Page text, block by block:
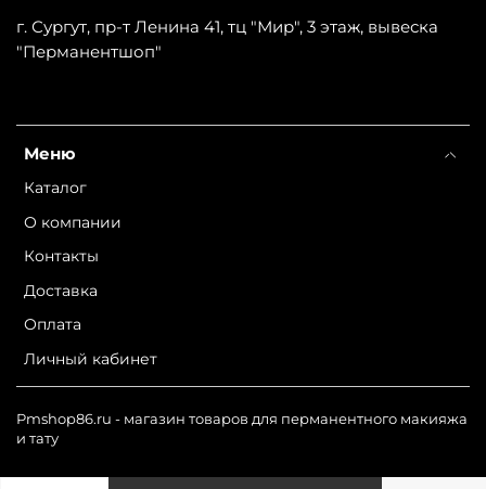
Меню
Каталог
О компании
Контакты
Доставка
Оплата
Личный кабинет
г. Сургут, пр-т Ленина 41, тц "Мир", 3 этаж, вывеска
"Перманентшоп"
Pmshop86.ru - магазин товаров для перманентного макияжа
и тату